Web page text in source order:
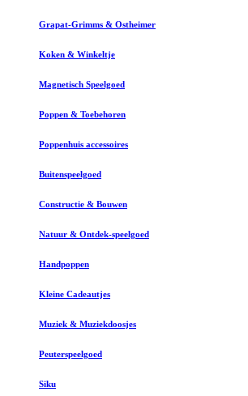
Grapat-Grimms & Ostheimer
Koken & Winkeltje
Magnetisch Speelgoed
Poppen & Toebehoren
Poppenhuis accessoires
Buitenspeelgoed
Constructie & Bouwen
Natuur & Ontdek-speelgoed
Handpoppen
Kleine Cadeautjes
Muziek & Muziekdoosjes
Peuterspeelgoed
Siku